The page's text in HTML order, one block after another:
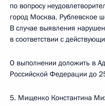
по вопросу
город Москва, Рублевское
В случае выявления
в соответствии с
О выполнении доложить в
Российской Федерации до
5. Мищенко Константина